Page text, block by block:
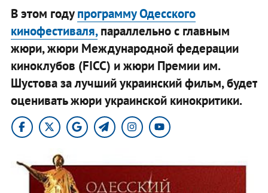
В этом годупрограмму Одесского
кинофестиваля,параллельно с главным
жюри, жюри Международной федерации
киноклубов (FICC) и жюри Премии им.
Шустова за лучший украинский фильм, будет
оценивать жюри украинской кинокритики.